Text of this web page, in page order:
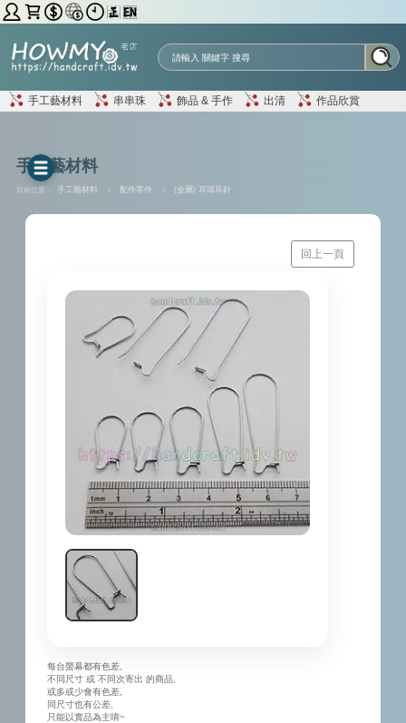
手工藝材料 串串珠 飾品 & 手作 出清 作品欣賞
手工藝材料
目前位置 : 手工藝材料 > 配件零件 > (金屬) 耳環耳針
回上一頁
每台螢幕都有色差,
不同尺寸 或 不同次寄出 的商品,
或多或少會有色差,
同尺寸也有公差,
只能以實品為主唷~